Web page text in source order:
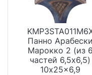
Панно Арабески
Марокко 2 (из 6
частей 6,5x6,5)
10x25x6,9